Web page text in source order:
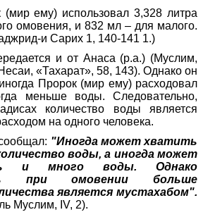
(мир ему) использовал 3,328 литра
омовения, и 832 мл – для малого.
и Сарих 1, 140-141 1.)
и от Анаса (р.а.) (Муслим,
«Тахарат», 58, 143). Однако он
Пророк (мир ему) расходовал
меньше воды. Следовательно,
количество воды является
на одного человека.
"Иногда может хватить
воды, а иногда может
и много воды. Однако
при омовении больше
является мустахабом".
Муслим, IV, 2).